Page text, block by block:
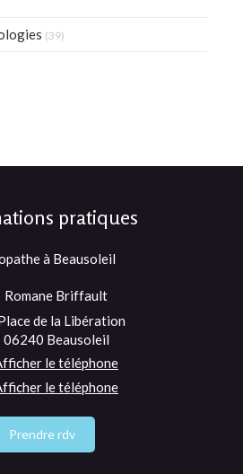
(39)
pratiques
à Beausoleil
Romane Briffault
de la Libération
06240 Beausoleil
le téléphone
le téléphone
Prendre rdv